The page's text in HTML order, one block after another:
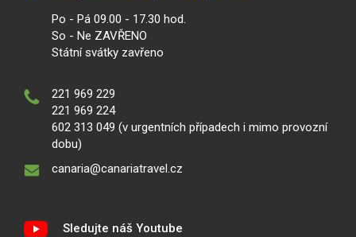
Po - Pá 09.00 - 17.30 hod.
So - Ne ZAVŘENO
Státní svátky zavřeno
221 969 229
221 969 224
602 313 049 (v urgentních případech i mimo provozní
dobu)
canaria@canariatravel.cz
Sledujte náš Youtube